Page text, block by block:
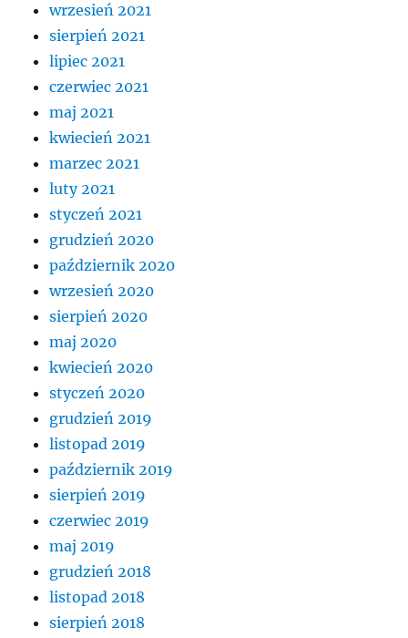
wrzesień 2021
sierpień 2021
lipiec 2021
czerwiec 2021
maj 2021
kwiecień 2021
marzec 2021
luty 2021
styczeń 2021
grudzień 2020
październik 2020
wrzesień 2020
sierpień 2020
maj 2020
kwiecień 2020
styczeń 2020
grudzień 2019
listopad 2019
październik 2019
sierpień 2019
czerwiec 2019
maj 2019
grudzień 2018
listopad 2018
sierpień 2018